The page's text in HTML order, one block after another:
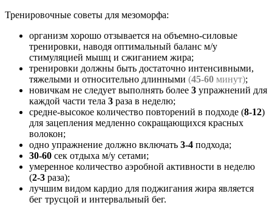
Тренировочные советы для мезоморфа:
организм хорошо отзывается на объемно-силовые
тренировки, наводя оптимальный баланс м/у
стимуляцией мышц и сжиганием жира;
тренировки должны быть достаточно интенсивными,
тяжелыми и относительно длинными (45-60 минут);
новичкам не следует выполнять более 3 упражнений для
каждой части тела 3 раза в неделю;
средне-высокое количество повторений в подходе (8-12)
для зацепления медленно сокращающихся красных
волокон;
одно упражнение должно включать 3-4 подхода;
30-60 сек отдыха м/у сетами;
умеренное количество аэробной активности в неделю
(2-3 раза);
лучшим видом кардио для поджигания жира является
бег трусцой и интервальный бег.